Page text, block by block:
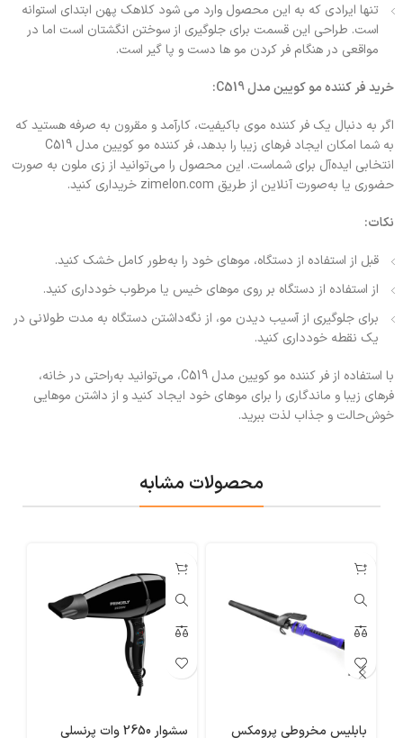
تنها ایرادی که به این محصول وارد می شود کلاهک پهن ابتدای استوانه
است. طراحی این قسمت برای جلوگیری از سوختن انگشتان است اما در
مواقعی در هنگام فر کردن مو ها دست و پا گیر است.
خرید فر کننده مو کویین مدل C519:
اگر به دنبال یک فر کننده موی باکیفیت، کارآمد و مقرون به صرفه هستید که
به شما امکان ایجاد فرهای زیبا را بدهد، فر کننده مو کویین مدل C519
انتخابی ایده‌آل برای شماست. این محصول را می‌توانید از زی ملون به صورت
حضوری یا به‌صورت آنلاین از طریق zimelon.com خریداری کنید.
نکات:
قبل از استفاده از دستگاه، موهای خود را به‌طور کامل خشک کنید.
از استفاده از دستگاه بر روی موهای خیس یا مرطوب خودداری کنید.
برای جلوگیری از آسیب دیدن مو، از نگه‌داشتن دستگاه به مدت طولانی در
یک نقطه خودداری کنید.
با استفاده از فر کننده مو کویین مدل C519، می‌توانید به‌راحتی در خانه،
فرهای زیبا و ماندگاری را برای موهای خود ایجاد کنید و از داشتن موهایی
خوش‌حالت و جذاب لذت ببرید.
محصولات مشابه
بابلیس مخروطی پرومکس
سشوار 2650 وات پرنسلی